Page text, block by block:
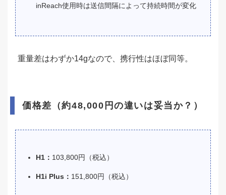
inReach使用時は送信間隔によって持続時間が変化
重量差はわずか14gなので、携行性はほぼ同等。
価格差（約48,000円の違いは妥当か？）
H1： 103,800円（税込）
H1i Plus： 151,800円（税込）